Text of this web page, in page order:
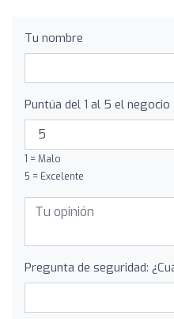
Tu nombre
Puntúa del 1 al 5 el negocio
1 = Malo
5 = Excelente
Pregunta de seguridad: